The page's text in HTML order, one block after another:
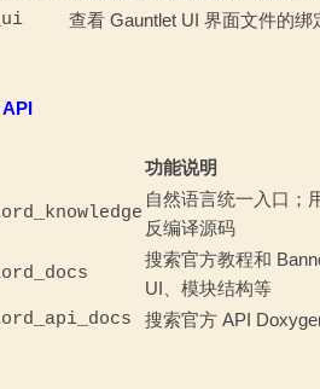
查看 Gauntlet UI 界面文件的
功能说明
自然语言统一入口；
反编译源码
搜索官方教程和
UI、模块结构等
搜索官方 API